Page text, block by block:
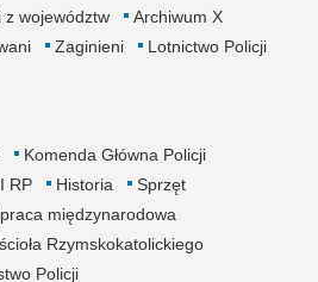
z województw
Archiwum X
Zaginieni
Lotnictwo Policji
Komenda Główna Policji
RP Historia
Sprzęt
międzynarodowa
Rzymskokatolickiego
Policji